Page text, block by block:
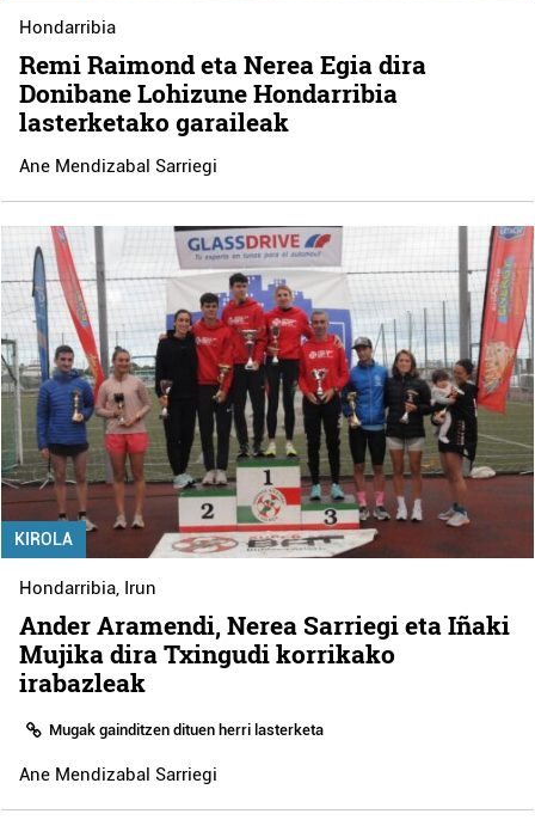
Hondarribia
Remi Raimond eta Nerea Egia dira
Donibane Lohizune Hondarribia
lasterketako garaileak
Ane Mendizabal Sarriegi
KIROLA
Hondarribia, Irun
Ander Aramendi, Nerea Sarriegi eta Iñaki
Mujika dira Txingudi korrikako
irabazleak
Mugak gainditzen dituen herri lasterketa
Ane Mendizabal Sarriegi